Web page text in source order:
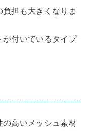
担も大きくなりま
が付いているタイプ
の高いメッシュ素材